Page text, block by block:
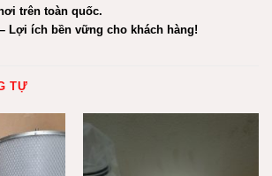
trên toàn quốc.
Lợi ích bền vững cho khách hàng!
TỰ